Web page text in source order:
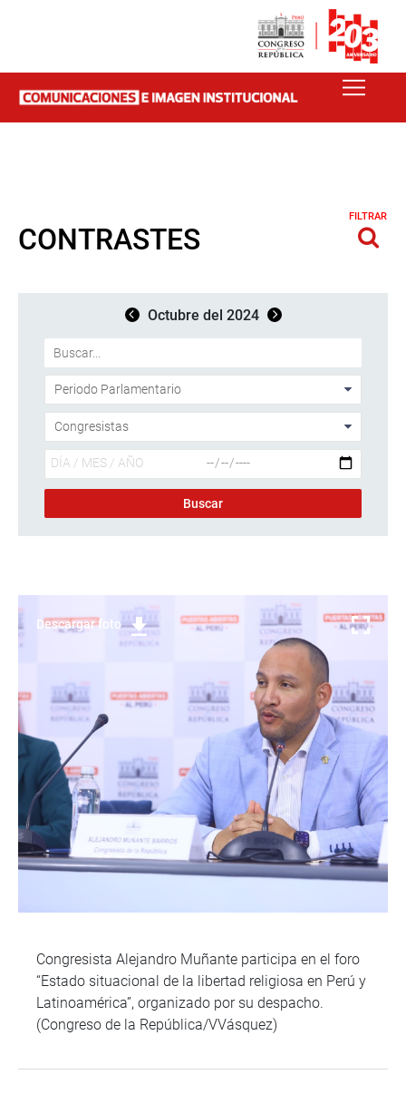
CONTRASTES
FILTRAR
Octubre del 2024
Descargar foto
Congresista Alejandro Muñante participa en el foro
“Estado situacional de la libertad religiosa en Perú y
Latinoamérica”, organizado por su despacho.
(Congreso de la República/VVásquez)